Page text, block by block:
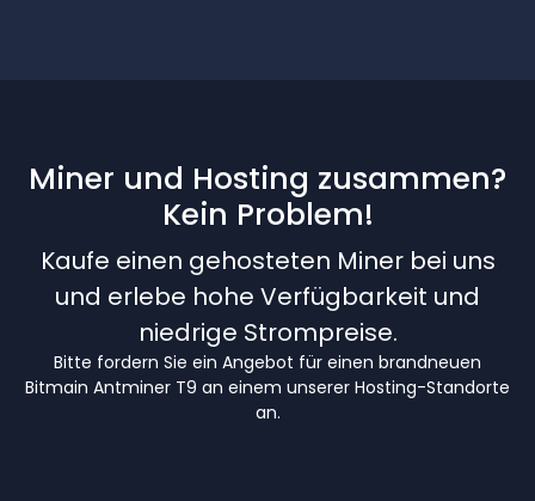
Miner und Hosting zusammen?
Kein Problem!
Kaufe einen gehosteten Miner bei uns
und erlebe hohe Verfügbarkeit und
niedrige Strompreise.
Bitte fordern Sie ein Angebot für einen brandneuen
Bitmain Antminer T9 an einem unserer Hosting-Standorte
an.